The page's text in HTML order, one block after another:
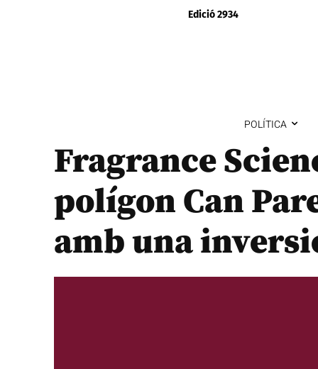
Edició 2934
POLÍTICA
Fragrance
polígon Can
amb una